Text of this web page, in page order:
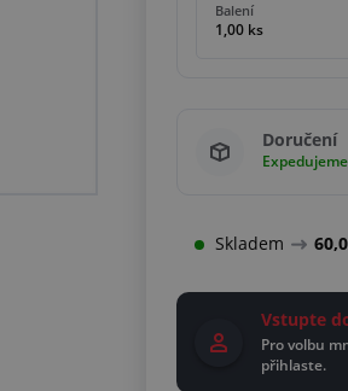
Balení
1,00 ks
Doručení
Skladem
Vstupte
Pro volbu
přihlaste.